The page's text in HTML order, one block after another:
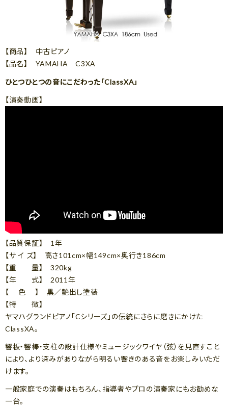
【商品】 中古ピアノ
【品名】 YAMAHA C3XA
ひとつひとつの音にこだわった「ClassXA」
【演奏動画】
【品質保証】 1年
【サ イ ズ】 高さ101cm×幅149cm×奥行き186cm
【重 量】 320kg
【年 式】 2011年
【 色 】 黒／艶出し塗装
【特 徴】
ヤマハグランドピアノ「Cシリーズ」の伝統にさらに磨きにかけた
ClassXA。
響板・響棒・支柱の設計仕様やミュージックワイヤ（弦）を見直すこと
により、より深みがありながら明るい響きのある音をお楽しみいただ
けます。
一般家庭での演奏はもちろん、指導者やプロの演奏家にもお勧めな
一台。